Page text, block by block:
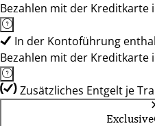
Bezahlen mit der Kreditkarte
In der Kontoführung
Bezahlen mit der Kreditkarte
Zusätzliches Entgelt je